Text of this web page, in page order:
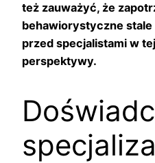
też zauważyć, że
behawiorystyczne
przed specjalistami w
perspektywy.